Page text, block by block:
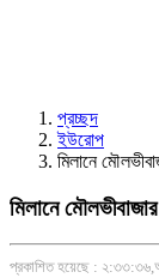
প্রচ্ছদ
ইউরোপ
মিলানে
মিলানে
প্রকাশিত হয়েছে :